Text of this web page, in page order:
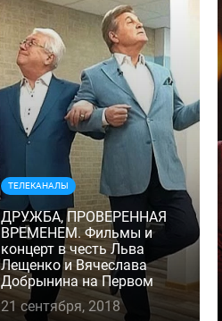
ТЕЛЕКАНАЛЫ
ДРУЖБА, ПРОВЕРЕННАЯ
ВРЕМЕНЕМ. Фильмы и
концерт в честь Льва
Лещенко и Вячеслава
Добрынина на Первом
21 сентября, 2018